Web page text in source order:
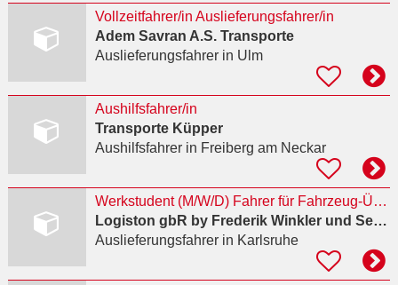
Vollzeitfahrer/in Auslieferungsfahrer/in
Adem Savran A.S. Transporte
Auslieferungsfahrerin Ulm
Aushilfsfahrer/in
Transporte Küpper
Aushilfsfahrerin Freiberg am Neckar
Werkstudent (M/W/D) Fahrer für Fahrzeug-Überführung
Logiston gbR by Frederik Winkler und Sebstian Gratzfeld
Auslieferungsfahrerin Karlsruhe